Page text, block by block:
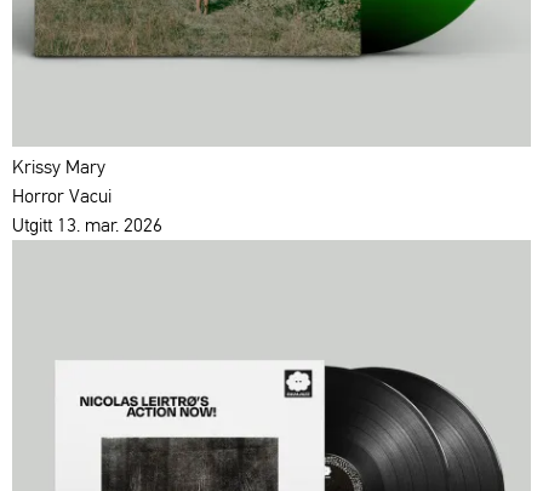
Krissy Mary
Horror Vacui
Utgitt 13. mar. 2026